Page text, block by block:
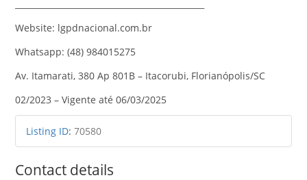
Website: lgpdnacional.com.br
Whatsapp: (48) 984015275
Av. Itamarati, 380 Ap 801B – Itacorubi, Florianópolis/SC
02/2023 – Vigente até 06/03/2025
Listing ID:70580
Contact details